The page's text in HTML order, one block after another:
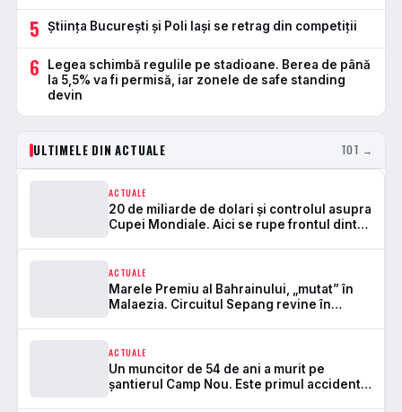
5 Știința București și Poli Iași se retrag din competiții
6
Legea schimbă regulile pe stadioane. Berea de până
la 5,5% va fi permisă, iar zonele de safe standing
devin
ULTIMELE DIN ACTUALE TOT →
ACTUALE
20 de miliarde de dolari și controlul asupra
Cupei Mondiale. Aici se rupe frontul dintre
ACTUALE
Marele Premiu al Bahrainului, „mutat” în
Malaezia. Circuitul Sepang revine în
ACTUALE
Un muncitor de 54 de ani a murit pe
șantierul Camp Nou. Este primul accident